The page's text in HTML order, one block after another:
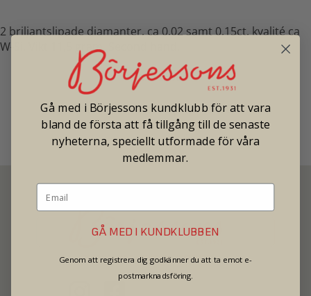
2 briljantslipade diamanter, ca 0,02 samt 0,15ct. kvalité ca
W-Si. Vikt 11,5 gram. Second hand.
Pris: 22 500
Tradionellt butikspris: 40 000
SECOND HAND - JEWELRY - WATCHES
Gå med i Börjessons kundklubb för att vara
bland de första att få tillgång till de senaste
nyheterna, speciellt utformade för våra
medlemmar.
GÅ MED I KUNDKLUBBEN
Genom att registrera dig godkänner du att ta emot e-
postmarknadsföring.